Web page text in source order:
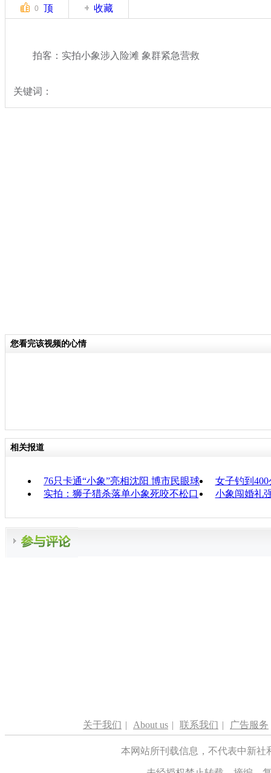
0 顶 收藏
拍客：实拍小象涉入险滩 象群紧急营救
关键词：
您看完该视频的心情
相关报道
76只卡通“小象”亮相沈阳 博市民眼球
女子钓到
实拍：狮子猎杀落单小象死咬不松口
小象闯婚礼
关于我们 | About us | 联系我们 | 广告服务
本网站所刊载信息，不代表中新